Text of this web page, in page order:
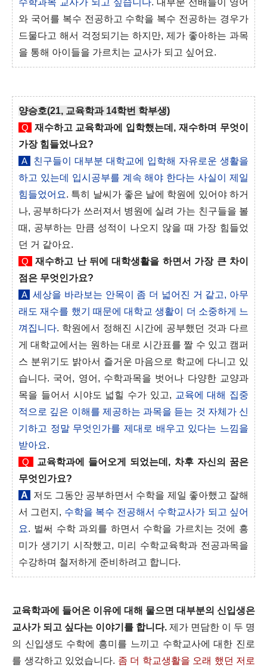
와 국어를 복수 전공하고 수학을 복수 전공하는 경우가
드물다고 해서 걱정되기는 하지만, 제가 좋아하는 과목
을 통해 아이들을 가르치는 교사가 되고 싶어요.
양승호(21, 교육학과 14학번 학부생)
Q
재수하고 교육학과에 입학했는데, 재수하며 무엇이
가장 힘들었나요?
A
친구들이 대부분 대학교에 입학해 자유로운 생활을
하고 있는데 입시공부를 계속 해야 한다는 사실이 제일
힘들었어요. 특히 날씨가 좋은 날에 학원에 있어야 하거
나, 공부하다가 쓰러져서 병원에 실려 가는 친구들을 볼
때, 공부하는 만큼 성적이 나오지 않을 때 가장 힘들었
던 거 같아요.
Q
재수하고 난 뒤에 대학생활을 하면서 가장 큰 차이
점은 무엇인가요?
A 세상을 바라보는 안목이 좀 더 넓어진 거 같고, 아무
래도 재수를 했기 때문에 대학교 생활이 더 소중하게 느
껴집니다. 학원에서 정해진 시간에 공부했던 것과 다르
게 대학교에서는 원하는 대로 시간표를 짤 수 있고 캠퍼
스 분위기도 밝아서 즐거운 마음으로 학교에 다니고 있
습니다. 국어, 영어, 수학과목을 벗어나 다양한 교양과
목을 들어서 시야도 넓힐 수가 있고, 교육에 대해 집중
적으로 깊은 이해를 제공하는 과목을 듣는 것 자체가 신
기하고 정말 무엇인가를 제대로 배우고 있다는 느낌을
받아요.
Q
교육학과에 들어오게 되었는데, 차후 자신의 꿈은
무엇인가요?
A
저도 그동안 공부하면서 수학을 제일 좋아했고 잘해
서 그런지, 수학을 복수 전공해서 수학교사가 되고 싶어
요. 벌써 수학 과외를 하면서 수학을 가르치는 것에 흥
미가 생기기 시작했고, 미리 수학교육학과 전공과목을
수강하며 철저하게 준비하려고 합니다.
교육학과에 들어온 이유에 대해 물으면 대부분의 신입생은
교사가 되고 싶다는 이야기를 합니다. 제가 면담한 이 두 명
의 신입생도 수학에 흥미를 느끼고 수학교사에 대한 진로
를 생각하고 있었습니다. 좀 더 학교생활을 오래 했던 저로